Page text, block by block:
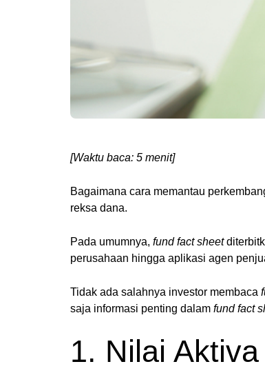
[Waktu baca: 5 menit]
Bagaimana cara memantau
reksa dana.
Pada umumnya, fund fact sheet
perusahaan hingga aplikasi agen
Tidak ada salahnya investor membaca
saja informasi penting dalam fund fact
1. Nilai